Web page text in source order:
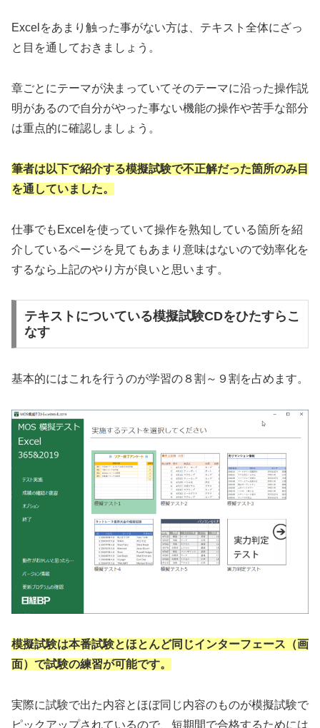
Excelをあまり触った事がない方は、テキスト全体にざっ
と目を通しておきましょう。
章ごとにテーマが決まっていてそのテーマに沿った操作説
明があるので自分がやった事ない機能の操作や苦手な部分
は重点的に確認しましょう。
筆者は以下で紹介する模擬試験で不正解だった箇所のみ目
を通していました。
仕事でもExcelを使っていて操作を熟知している箇所を紹
介しているページを見てもあまり意味はないので効率化を
するなら上記のやり方が良いと思います。
テキストについている模擬試験CDをひたすらこ
なす
基本的にはこれを行うのが学習の８割～９割を占めます。
模擬試験は本番試験とほとんど同じインターフェース（画
面）で試験の練習が可能です。
実際に試験で出た内容とほぼ同じ内容のものが模擬試験で
ピックアップされているので、短期間で合格するためには